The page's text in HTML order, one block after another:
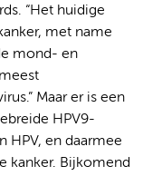
“Het huidige
met name
mond- en
Maar er is een
HPV9-
HPV, en daarmee
kanker. Bijkomend